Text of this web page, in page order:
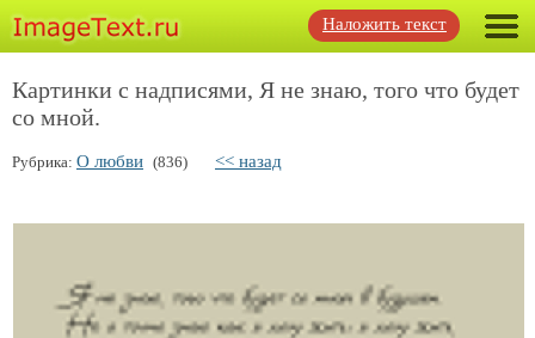
Наложить текст
Картинки с надписями, Я не знаю, того что будет
со мной.
Рубрика: О любви (836) << назад